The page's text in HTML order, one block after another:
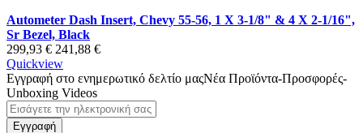
Autometer Dash Insert, Chevy 55-56, 1 X 3-1/8" & 4 X 2-1/16",
Sr Bezel, Black
299,93 € 241,88 €
Quickview
Εγγραφή στο ενημερωτικό δελτίο μαςΝέα Προϊόντα-Προσφορές-
Unboxing Videos
Εγγραφή